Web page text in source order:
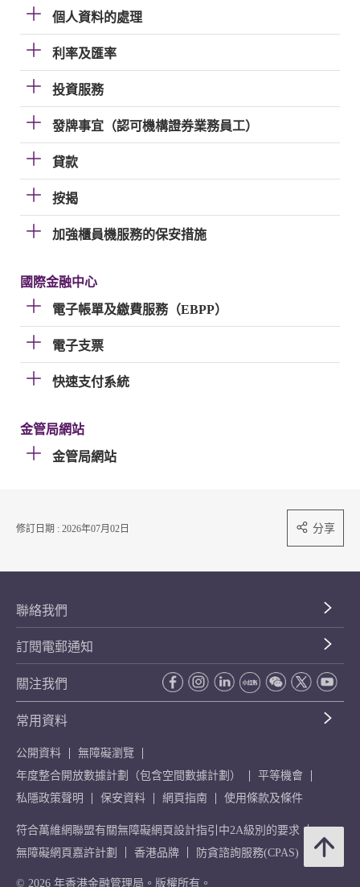
個人資料的處理
利率及匯率
投資服務
發牌事宜（認可機構證券業務員工）
貸款
按揭
加強櫃員機服務的保安措施
國際金融中心
電子帳單及繳費服務（EBPP）
電子支票
快速支付系統
金管局網站
金管局網站
修訂日期 : 2026年07月02日 分享
聯絡我們
訂閱電郵通知
關注我們
常用資料
公開資料
無障礙瀏覽
年度整合開放數據計劃（包含空間數據計劃）
平等機會
私隱政策聲明
保安資料 網頁指南 使用條款及條件
符合萬維網聯盟有關無障礙網頁設計指引中2A級別的要求
無障礙網頁嘉許計劃
香港品牌 防貪諮詢服務(CPAS)
© 2026 年香港金融管理局。版權所有。